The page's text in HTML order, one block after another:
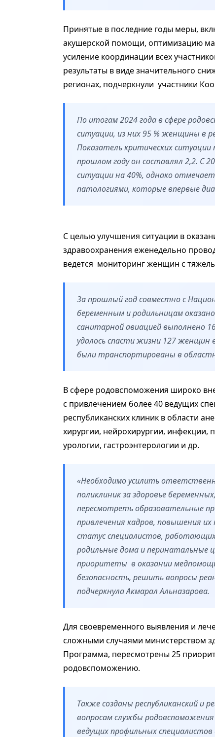
Принятые в последние годы меры,
акушерской помощи, оптимизацию
усиление координации всех
результаты в виде значительного
регионах, подчеркнули участники
По итогам 2024 года в сфере
ситуации, из них 95 % женщины в
Показатель критических
прошлом году он составлял 2,2. С
ситуации на 40%, однако
патологиями, которые впервые
С целью улучшения ситуации в
здравоохранения еженедельно
ведется мониторинг женщин с
За прошлый год совместно с
беременным и родильницам
санитарной авиацией выполнено
удалось спасти жизни 127 женщин
былитранспортированы в
В сфере родовспоможения широко
с привлечением более 40 ведущих
республиканских клиник в области
хирургии, нейрохирургии, инфекции,
урологии, гастроэнтерологии и др.
«Необходимо усилить
поликлиник за здоровье
пересмотреть образовательные
привлечения кадров, повышения
статус специалистов,
родильные дома и перинатальные
приоритеты в оказании
безопасность, решить вопросы
подчеркнула Акмарал Альназарова.
Для своевременного выявления и
сложными случаями министерством
Программа, пересмотрены 25
родовспоможению.
Также созданы республиканский и
вопросам службы
ведущих профильных